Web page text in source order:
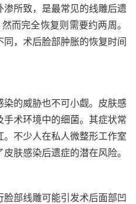
所致，是最常见的线雕后遗
而完全恢复则需要约两周。
，术后脸部肿胀的恢复时间
的威胁也不可小觑。皮肤感
术环境中的细菌。其症状常
不少人在私人微整形工作室
肤感染后遗症的潜在风险。
部线雕可能引发术后面部凹